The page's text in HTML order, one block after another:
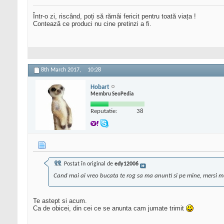
Într-o zi, riscând, poți să rămâi fericit pentru toată viața !
Contează ce produci nu cine pretinzi a fi.
8th March 2017, 10:28
Hobart
Membru SeoPedia
Reputatie: 38
Postat în original de edy12006
Cand mai ai vreo bucata te rog sa ma anunti si pe mine, mersi
Te astept si acum.
Ca de obicei, din cei ce se anunta cam jumate trimit